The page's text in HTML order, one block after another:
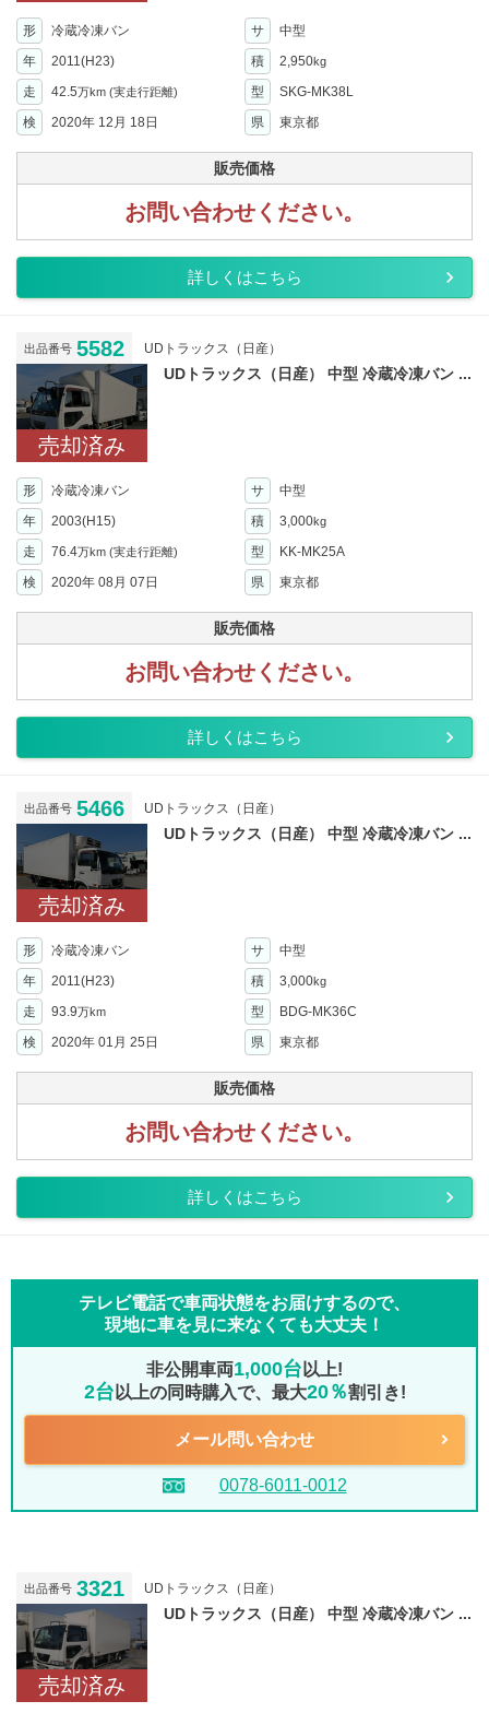
形 冷蔵冷凍バン サ
中型
年
2011(H23) 積 2,950kg
走 42.5万km (実走行距離) 型
SKG-MK38L
検
2020年 12月 18日 県 東京都
販売価格
お問い合わせください。
詳しくはこちら
出品番号 5582 UDトラックス（日産）
売却済み
UDトラックス（日産） 中型 冷蔵冷凍バン ...
形 冷蔵冷凍バン サ
中型
年
2003(H15) 積 3,000kg
走 76.4万km (実走行距離) 型
KK-MK25A
検
2020年 08月 07日 県 東京都
販売価格
お問い合わせください。
詳しくはこちら
出品番号 5466 UDトラックス（日産）
売却済み
UDトラックス（日産） 中型 冷蔵冷凍バン ...
形 冷蔵冷凍バン サ
中型
年
2011(H23) 積 3,000kg
走 93.9万km 型
BDG-MK36C
検
2020年 01月 25日 県 東京都
販売価格
お問い合わせください。
詳しくはこちら
テレビ電話で車両状態をお届けするので、
現地に車を見に来なくても大丈夫！
非公開車両1,000台 以上!
2台 以上の同時購入で、最大20％割引き!
メール問い合わせ
0078-6011-0012
出品番号 3321 UDトラックス（日産）
売却済み
UDトラックス（日産） 中型 冷蔵冷凍バン ...